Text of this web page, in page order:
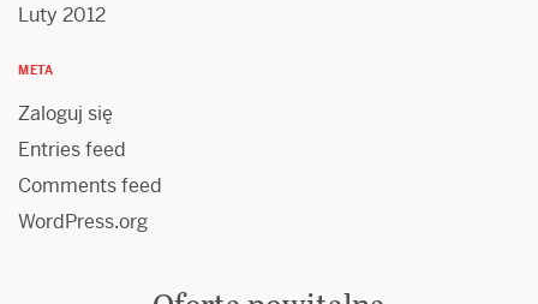
Luty 2012
META
Zaloguj się
Entries feed
Comments feed
WordPress.org